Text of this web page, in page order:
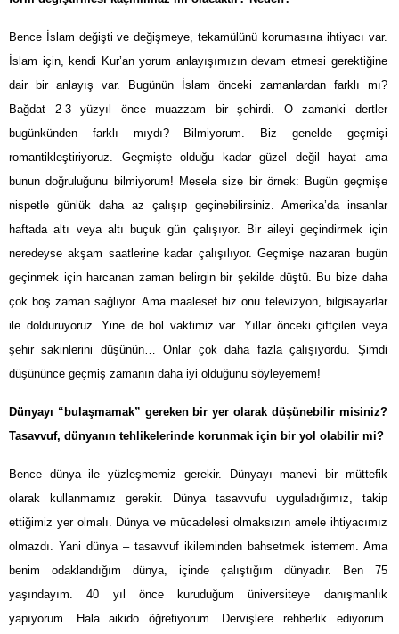
Bence İslam değişti ve değişmeye, tekamülünü korumasına ihtiyacı var.
İslam için, kendi Kur’an yorum anlayışımızın devam etmesi gerektiğine
dair bir anlayış var. Bugünün İslam önceki zamanlardan farklı mı?
Bağdat 2-3 yüzyıl önce muazzam bir şehirdi. O zamanki dertler
bugünkünden farklı mıydı? Bilmiyorum. Biz genelde geçmişi
romantikleştiriyoruz. Geçmişte olduğu kadar güzel değil hayat ama
bunun doğruluğunu bilmiyorum! Mesela size bir örnek: Bugün geçmişe
nispetle günlük daha az çalışıp geçinebilirsiniz. Amerika’da insanlar
haftada altı veya altı buçuk gün çalışıyor. Bir aileyi geçindirmek için
neredeyse akşam saatlerine kadar çalışılıyor. Geçmişe nazaran bugün
geçinmek için harcanan zaman belirgin bir şekilde düştü. Bu bize daha
çok boş zaman sağlıyor. Ama maalesef biz onu televizyon, bilgisayarlar
ile dolduruyoruz. Yine de bol vaktimiz var. Yıllar önceki çiftçileri veya
şehir sakinlerini düşünün… Onlar çok daha fazla çalışıyordu. Şimdi
düşününce geçmiş zamanın daha iyi olduğunu söyleyemem!
Dünyayı “bulaşmamak” gereken bir yer olarak düşünebilir misiniz?
Tasavvuf, dünyanın tehlikelerinde korunmak için bir yol olabilir mi?
Bence dünya ile yüzleşmemiz gerekir. Dünyayı manevi bir müttefik
olarak kullanmamız gerekir. Dünya tasavvufu uyguladığımız, takip
ettiğimiz yer olmalı. Dünya ve mücadelesi olmaksızın amele ihtiyacımız
olmazdı. Yani dünya – tasavvuf ikileminden bahsetmek istemem. Ama
benim odaklandığım dünya, içinde çalıştığım dünyadır. Ben 75
yaşındayım. 40 yıl önce kuruduğum üniversiteye danışmanlık
yapıyorum. Hala aikido öğretiyorum. Dervişlere rehberlik ediyorum.